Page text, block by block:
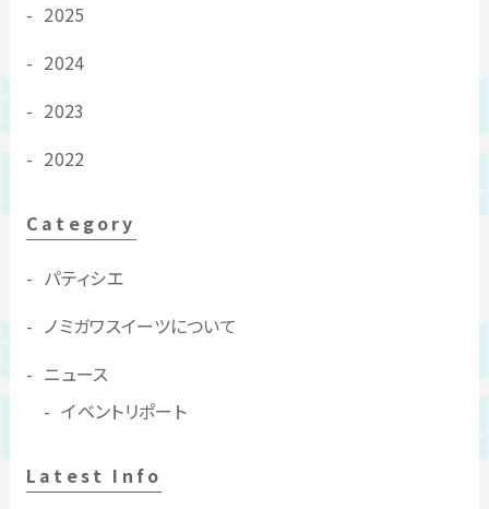
2025
2024
2023
2022
Category
パティシエ
ノミガワスイーツについて
ニュース
イベントリポート
Latest Info